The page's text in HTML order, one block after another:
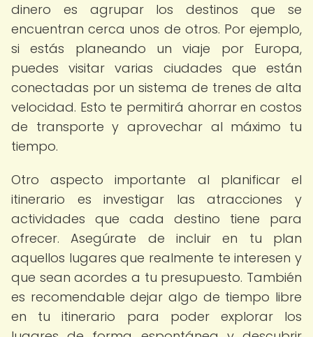
dinero es agrupar los destinos que se
encuentran cerca unos de otros. Por ejemplo,
si estás planeando un viaje por Europa,
puedes visitar varias ciudades que están
conectadas por un sistema de trenes de alta
velocidad. Esto te permitirá ahorrar en costos
de transporte y aprovechar al máximo tu
tiempo.
Otro aspecto importante al planificar el
itinerario es investigar las atracciones y
actividades que cada destino tiene para
ofrecer. Asegúrate de incluir en tu plan
aquellos lugares que realmente te interesen y
que sean acordes a tu presupuesto. También
es recomendable dejar algo de tiempo libre
en tu itinerario para poder explorar los